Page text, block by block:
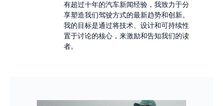
有超过十年的汽车新闻经验，我致力于分
享塑造我们驾驶方式的最新趋势和创新。
我的目标是通过将技术、设计和可持续性
置于讨论的核心，来激励和告知我们的读
者。